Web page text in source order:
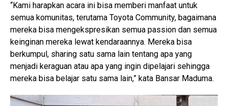
“Kami harapkan acara ini bisa memberi manfaat untuk
semua komunitas, terutama Toyota Community, bagaimana
mereka bisa mengekspresikan semua passion dan semua
keinginan mereka lewat kendaraannya. Mereka bisa
berkumpul, sharing satu sama lain tentang apa yang
menjadi keraguan atau apa yang ingin dipelajari sehingga
mereka bisa belajar satu sama lain,” kata Bansar Maduma.